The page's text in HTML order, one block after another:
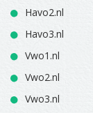
Havo2.nl
Havo3.nl
Vwo1.nl
Vwo2.nl
Vwo3.nl